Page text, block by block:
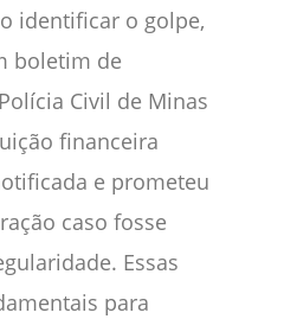
identificar o golpe,
boletim de
Civil de Minas
financeira
e prometeu
caso fosse
Essas
para